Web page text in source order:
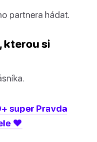
partnera hádat.
kterou si
super Pravda
❤️